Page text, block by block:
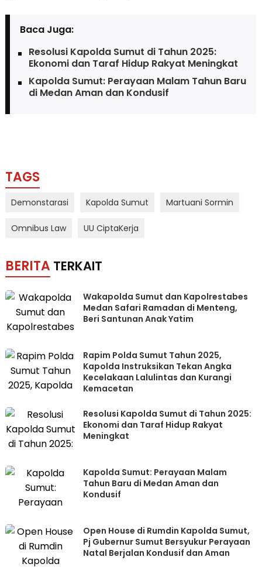
Baca Juga:
Resolusi Kapolda Sumut di Tahun 2025:
Ekonomi dan Taraf Hidup Rakyat Meningkat
Kapolda Sumut: Perayaan Malam Tahun Baru
di Medan Aman dan Kondusif
TAGS
Demonstarasi Kapolda Sumut Martuani Sormin
Omnibus Law UU CiptaKerja
BERITA TERKAIT
Wakapolda Sumut dan Kapolrestabes
Medan Safari Ramadan di Menteng,
Beri Santunan Anak Yatim
Rapim Polda Sumut Tahun 2025,
Kapolda Instruksikan Tekan Angka
Kecelakaan Lalulintas dan Kurangi
Kemacetan
Resolusi Kapolda Sumut di Tahun 2025:
Ekonomi dan Taraf Hidup Rakyat
Meningkat
Kapolda Sumut: Perayaan Malam
Tahun Baru di Medan Aman dan
Kondusif
Open House di Rumdin Kapolda Sumut,
Pj Gubernur Sumut Bersyukur Perayaan
Natal Berjalan Kondusif dan Aman